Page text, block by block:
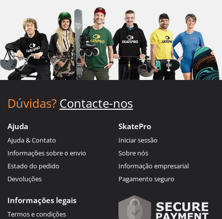
Dúvidas? Contacte-nos
Ajuda
Ajuda & Contato
Informações sobre o envio
Estado do pedido
Devoluções
SkatePro
Iniciar sessão
Sobre nós
Informação empresarial
Pagamento seguro
Informações legais
Termos e condições